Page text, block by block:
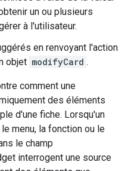
un ou plusieurs
à l'utilisateur.
en renvoyant l'action
objet modifyCard .
comment une
des éléments
d'une fiche. Lorsqu'un
menu, la fonction ou le
le champ
interrogent une source